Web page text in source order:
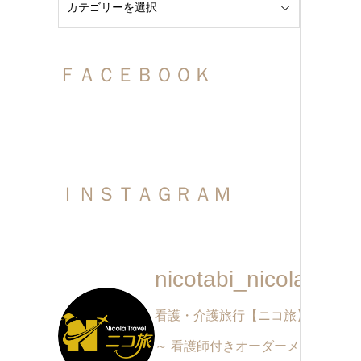
ＦＡＣＥＢＯＯＫ
ＩＮＳＴＡＧＲＡＭ
nicotabi_nicolatravel
看護・介護旅行【ニコ旅】
～ 看護師付きオーダーメイド旅行